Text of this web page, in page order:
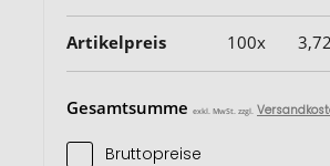
Artikelpreis 100x
Gesamtsumme exkl. MwSt. zzgl.
Bruttopreise